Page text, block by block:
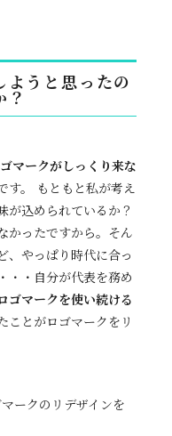
ようと思ったの
？
マークがしっくり来な
す。 もともと私が考え
が込められているか？
かったですから。そん
、やっぱり時代に合っ
・・自分が代表を務め
ゴマークを使い続ける
ことがロゴマークをリ
ークのリデザインを